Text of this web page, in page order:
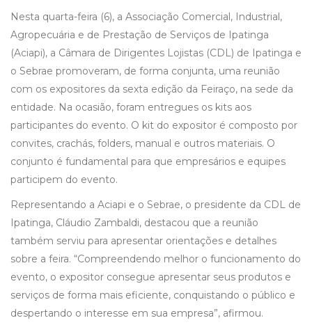
Nesta quarta-feira (6), a Associação Comercial, Industrial,
Agropecuária e de Prestação de Serviços de Ipatinga
(Aciapi), a Câmara de Dirigentes Lojistas (CDL) de Ipatinga e
o Sebrae promoveram, de forma conjunta, uma reunião
com os expositores da sexta edição da Feiraço, na sede da
entidade. Na ocasião, foram entregues os kits aos
participantes do evento. O kit do expositor é composto por
convites, crachás, folders, manual e outros materiais. O
conjunto é fundamental para que empresários e equipes
participem do evento.
Representando a Aciapi e o Sebrae, o presidente da CDL de
Ipatinga, Cláudio Zambaldi, destacou que a reunião
também serviu para apresentar orientações e detalhes
sobre a feira. “Compreendendo melhor o funcionamento do
evento, o expositor consegue apresentar seus produtos e
serviços de forma mais eficiente, conquistando o público e
despertando o interesse em sua empresa”, afirmou.